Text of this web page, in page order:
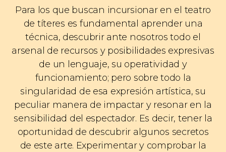
Para los que buscan incursionar en el teatro
de títeres es fundamental aprender una
técnica, descubrir ante nosotros todo el
arsenal de recursos y posibilidades expresivas
de un lenguaje, su operatividad y
funcionamiento; pero sobre todo la
singularidad de esa expresión artística, su
peculiar manera de impactar y resonar en la
sensibilidad del espectador. Es decir, tener la
oportunidad de descubrir algunos secretos
de este arte. Experimentar y comprobar la